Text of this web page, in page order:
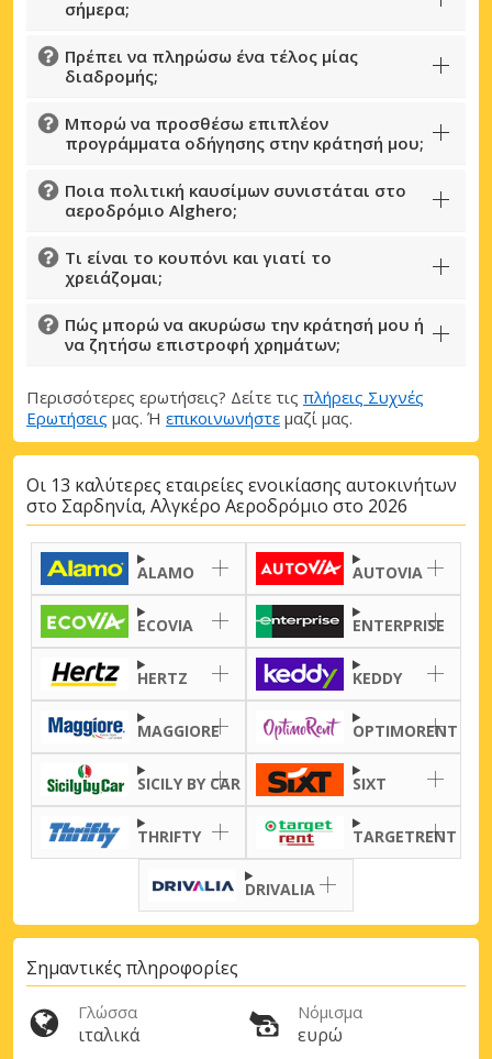
Μεγάλες εξοικονομήσεις
Αποκτήστε πρόσβαση σε αποκλειστικές
προσφορές συνεργατών
Σύνδεση με eLink
σήμερα;
Πρέπει να πληρώσω ένα τέλος μίας
διαδρομής;
Μπορώ να προσθέσω επιπλέον
προγράμματα οδήγησης στην κράτησή μου;
Ποια πολιτική καυσίμων συνιστάται στο
αεροδρόμιο Alghero;
Τι είναι το κουπόνι και γιατί το
χρειάζομαι;
Πώς μπορώ να ακυρώσω την κράτησή μου ή
να ζητήσω επιστροφή χρημάτων;
Περισσότερες ερωτήσεις? Δείτε τις πλήρεις Συχνές
Ερωτήσεις μας. Ή επικοινωνήστε μαζί μας.
Οι 13 καλύτερες εταιρείες ενοικίασης αυτοκινήτων
στο Σαρδηνία, Αλγκέρο Αεροδρόμιο στο 2026
ALAMO AUTOVIA
ECOVIA ENTERPRISE
HERTZ KEDDY
MAGGIORE OPTIMORENT
SICILY BY CAR SIXT
THRIFTY TARGETRENT
DRIVALIA
Σημαντικές πληροφορίες
Γλώσσα
ιταλικά
Νόμισμα
ευρώ